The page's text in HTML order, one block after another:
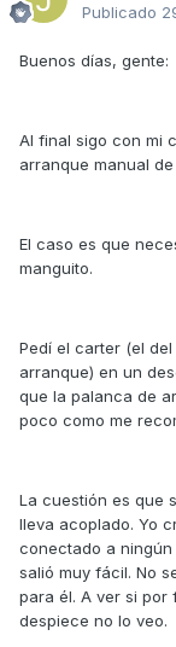
Publicado
Buenos días, gente:
Al final sigo con mi
arranque manual de
El caso es que
manguito.
Pedí el carter (el
arranque) en un
que la palanca de
poco como me
La cuestión es que
lleva acoplado. Yo
conectado a
salió muy fácil. No
para él. A ver si por
despiece no lo veo.